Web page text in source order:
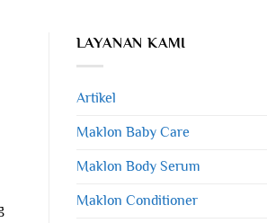
LAYANAN KAMI
Artikel
Maklon Baby Care
Maklon Body Serum
Maklon Conditioner